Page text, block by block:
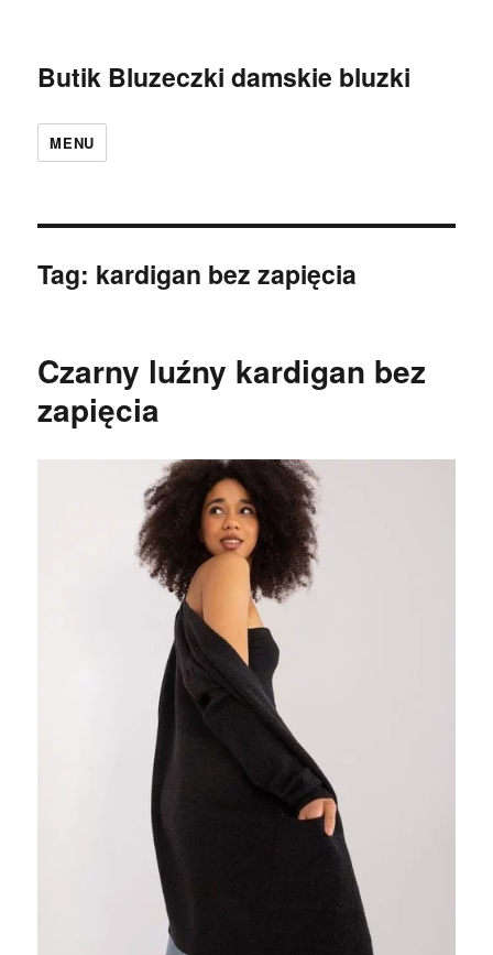
Butik Bluzeczki damskie bluzki
MENU
Tag: kardigan bez zapięcia
Czarny luźny kardigan bez
zapięcia